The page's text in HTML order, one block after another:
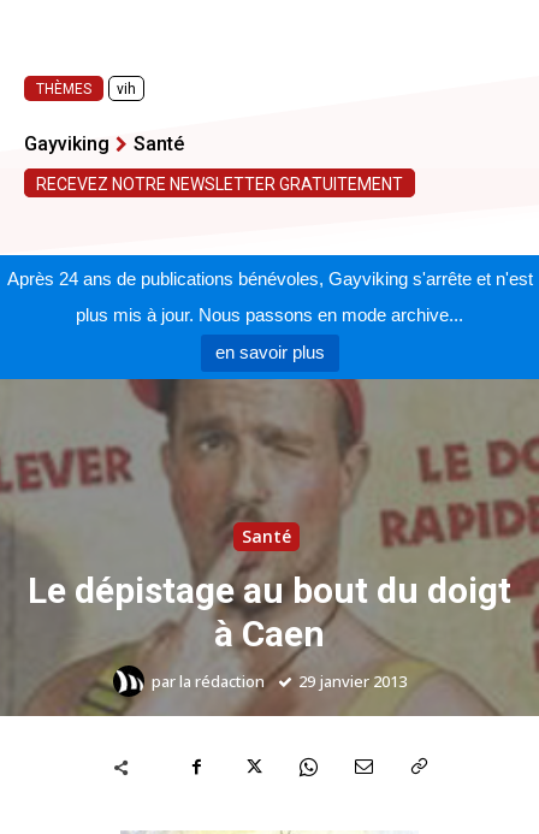
THÈMES vih
Gayviking Santé
RECEVEZ NOTRE NEWSLETTER GRATUITEMENT